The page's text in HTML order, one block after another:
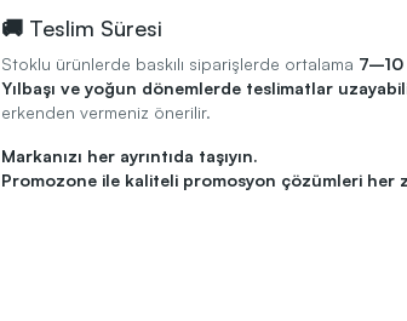
🚚 Teslim Süresi
Stoklu ürünlerde baskılı siparişlerde ortalama 7–10
Yılbaşı ve yoğun dönemlerde teslimatlar
erkenden vermeniz önerilir.
Markanızı her ayrıntıda taşıyın.
Promozone ile kaliteli promosyon çözümleri her